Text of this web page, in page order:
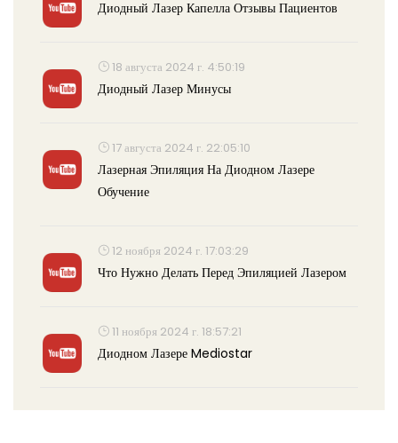
Диодный Лазер Капелла Отзывы Пациентов
18 августа 2024 г. 4:50:19
Диодный Лазер Минусы
17 августа 2024 г. 22:05:10
Лазерная Эпиляция На Диодном Лазере
Обучение
12 ноября 2024 г. 17:03:29
Что Нужно Делать Перед Эпиляцией Лазером
11 ноября 2024 г. 18:57:21
Диодном Лазере Mediostar